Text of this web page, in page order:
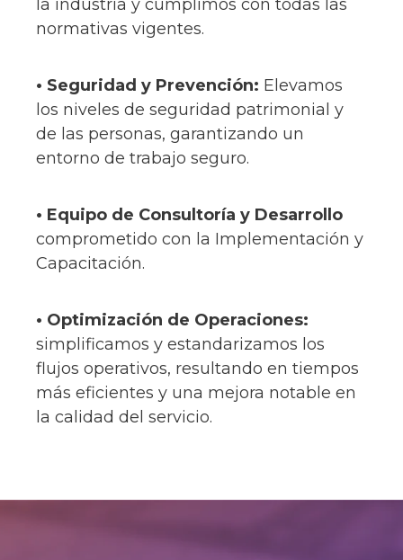
la industria y cumplimos con todas las
normativas vigentes.
• Seguridad y Prevención: Elevamos
los niveles de seguridad patrimonial y
de las personas, garantizando un
entorno de trabajo seguro.
• Equipo de Consultoría y Desarrollo
comprometido con la Implementación y
Capacitación.
• Optimización de Operaciones:
simplificamos y estandarizamos los
flujos operativos, resultando en tiempos
más eficientes y una mejora notable en
la calidad del servicio.